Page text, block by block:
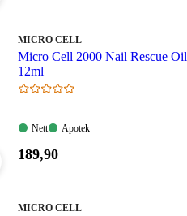
MERKE :
MICRO CELL
Micro Cell 2000 Nail Rescue Oil
12ml
Nett:
Nett
Apotek:
Apotek
Pris:
189,90
MERKE :
MICRO CELL